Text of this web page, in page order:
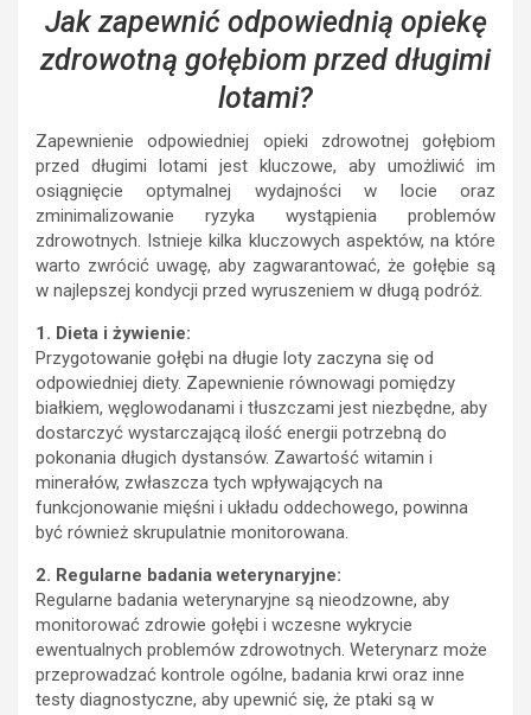
Jak zapewnić odpowiednią opiekę
zdrowotną gołębiom przed długimi
lotami?
Zapewnienie odpowiedniej opieki zdrowotnej gołębiom
przed długimi lotami jest kluczowe, aby umożliwić im
osiągnięcie optymalnej wydajności w locie oraz
zminimalizowanie ryzyka wystąpienia problemów
zdrowotnych. Istnieje kilka kluczowych aspektów, na które
warto zwrócić uwagę, aby zagwarantować, że gołębie są
w najlepszej kondycji przed wyruszeniem w długą podróż.
1. Dieta i żywienie:
Przygotowanie gołębi na długie loty zaczyna się od
odpowiedniej diety. Zapewnienie równowagi pomiędzy
białkiem, węglowodanami i tłuszczami jest niezbędne, aby
dostarczyć wystarczającą ilość energii potrzebną do
pokonania długich dystansów. Zawartość witamin i
minerałów, zwłaszcza tych wpływających na
funkcjonowanie mięśni i układu oddechowego, powinna
być również skrupulatnie monitorowana.
2. Regularne badania weterynaryjne:
Regularne badania weterynaryjne są nieodzowne, aby
monitorować zdrowie gołębi i wczesne wykrycie
ewentualnych problemów zdrowotnych. Weterynarz może
przeprowadzać kontrole ogólne, badania krwi oraz inne
testy diagnostyczne, aby upewnić się, że ptaki są w